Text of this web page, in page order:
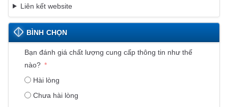
Liên kết website
BÌNH CHỌN
Bạn đánh giá chất lượng cung cấp thông tin như thế
nào?
Hài lòng
Chưa hài lòng